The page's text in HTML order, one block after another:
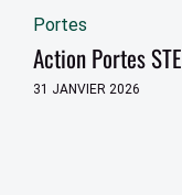
Portes
Action Portes
31 JANVIER 2026